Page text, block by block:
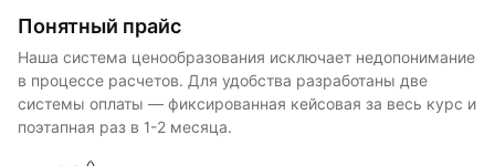
Понятный прайс
Наша система ценообразования исключает недопонимание
в процессе расчетов. Для удобства разработаны две
системы оплаты — фиксированная кейсовая за весь курс и
поэтапная раз в 1-2 месяца.